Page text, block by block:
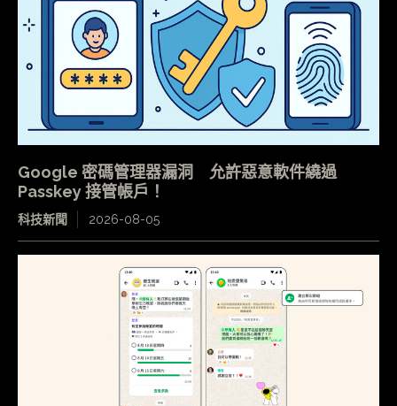
Google 密碼管理器漏洞 允許惡意軟件繞過
Passkey 接管帳戶！
科技新聞 2026-08-05